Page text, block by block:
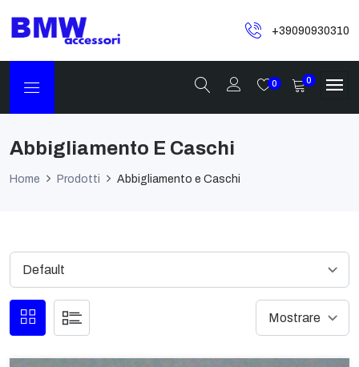
+39090930310
0 0
Abbigliamento E Caschi
Home Prodotti Abbigliamento e Caschi